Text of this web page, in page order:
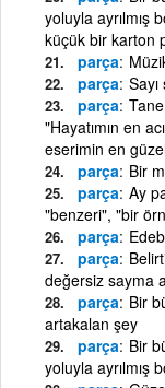
yoluyla ayrılmış
küçük bir karton
parça
parça
parça
"Hayatımın en
eserimin en
parça Bir
parça Ay
"benzeri", "bir
parça
parça
değersiz sayma
parça Bir
artakalan şey
parça Bir
yoluyla ayrılmış